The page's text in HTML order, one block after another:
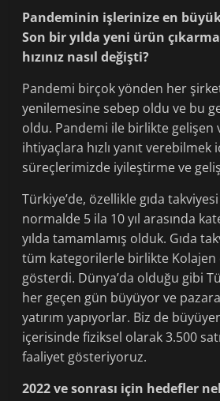
Pandeminin işlerinize en
Son bir yılda yeni ürün
hızınız nasıl değişti?
Pandemi birçok yönden her
yenilemesine sebep oldu ve bu
oldu. Pandemi ile birlikte gelişen
ihtiyaçlara hızlı yanıt verebilmek
süreçlerimizde iyileştirme ve
Türkiye’de, özellikle gıda
normalde 5 ila 10 yıl arasında
yılda tamamlamış olduk. Gıda
tüm kategorilerle birlikte
gösterdi. Dünya’da olduğu gibi
her geçen gün büyüyor ve
yatırım yapıyorlar. Biz de
içerisinde fiziksel olarak 3.500
faaliyet gösteriyoruz.
2022 ve sonrası için hedefler